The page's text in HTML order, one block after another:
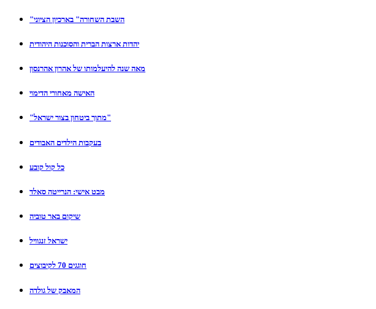
"השבת השחורה" בארכיון הציוני
יהדות ארצות הברית והסוכנות היהודית
מאה שנה להיעלמותו של אהרון אהרנסון
האישה מאחורי הדימוי
"מתוך ביטחון בצור ישראל"
בעקבות הילדים האבודים
כל קול קובע
מבט אישי: הנרייטה סאלד
שיקום באר טוביה
ישראל זנגוויל
חוגגים 70 לקיבוצים
המאבק של גולדה